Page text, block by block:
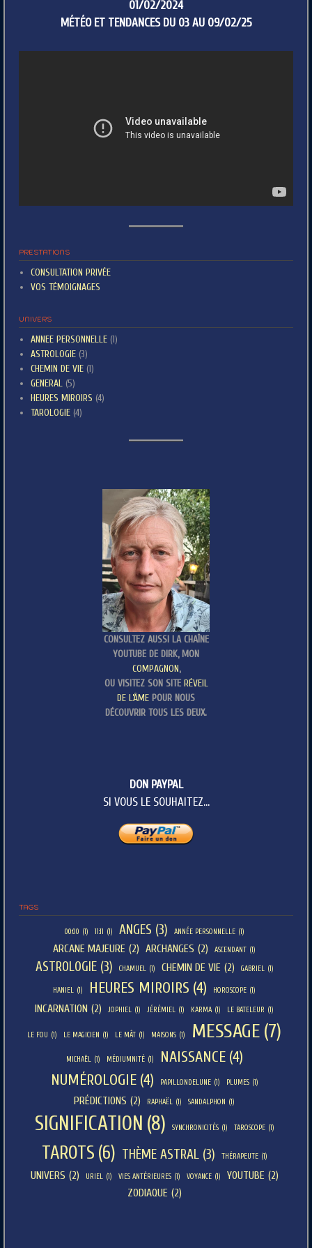
01/02/2024
MÉTÉO ET TENDANCES DU 03 AU 09/02/25
PRESTATIONS
CONSULTATION PRIVÉE
VOS TÉMOIGNAGES
UNIVERS
ANNEE PERSONNELLE(1)
ASTROLOGIE(3)
CHEMIN DE VIE(1)
GENERAL(5)
HEURES MIROIRS (4)
TAROLOGIE(4)
CONSULTEZ AUSSI LA CHAÎNE
YOUTUBE DE DIRK, MON
COMPAGNON,
OU VISITEZ SON SITE RÉVEIL
DE L’ÂME POUR NOUS
DÉCOUVRIR TOUS LES DEUX.
DON PAYPAL
SI VOUS LE SOUHAITEZ...
TAGS
00:00 (1) 11:11 (1) ANGES (3) ANNÉE PERSONNELLE (1)
ARCANE MAJEURE (2) ARCHANGES (2) ASCENDANT (1)
ASTROLOGIE (3) CHAMUEL (1) CHEMIN DE VIE (2) GABRIEL (1)
HANIEL (1) HEURES MIROIRS (4) HOROSCOPE (1)
INCARNATION (2) JOPHIEL (1) JÉRÉMIEL (1) KARMA (1) LE BATELEUR (1)
LE FOU (1) LE MAGICIEN (1) LE MÂT (1) MAISONS (1) MESSAGE (7)
MICHAËL (1) MÉDIUMNITÉ (1) NAISSANCE (4)
NUMÉROLOGIE (4) PAPILLONDELUNE (1) PLUMES (1)
PRÉDICTIONS (2) RAPHAËL (1) SANDALPHON (1)
SIGNIFICATION (8) SYNCHRONICITÉS (1) TAROSCOPE (1)
TAROTS (6) THÈME ASTRAL (3) THÉRAPEUTE (1)
UNIVERS (2) URIEL (1) VIES ANTÉRIEURES (1) VOYANCE (1) YOUTUBE (2)
ZODIAQUE (2)